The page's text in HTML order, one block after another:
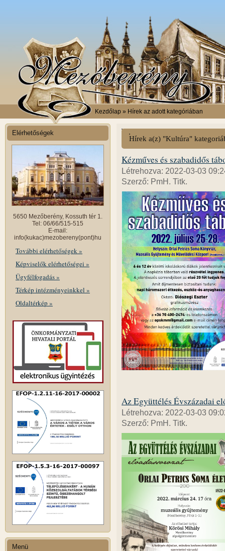
Kezdőlap » Hírek az adott kategóriában
Elérhetőségek
5650 Mezőberény, Kossuth tér 1.
Tel: 06/66/515-515
E-mail:
info(kukac)mezobereny(pont)hu
További elérhetőségek »
Képviselők elérhetőségei »
Ügyfélfogadás »
Térkép intézményeinkkel »
Oldaltérkép »
Menü
Hírek a(z) "Kultúra"
Kézműves és szabadidős
Létrehozva: 2022-03-03
Szerző: PmH. Titk.
Az Együttélés Évszázadai
Létrehozva: 2022-03-03
Szerző: PmH. Titk.